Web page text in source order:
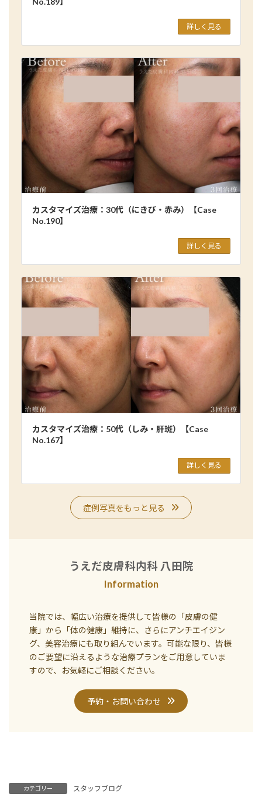
詳しく見る
カスタマイズ治療：30代（にきび・赤み）【Case
No.190】
詳しく見る
カスタマイズ治療：50代（しみ・肝斑）【Case
No.167】
詳しく見る
症例写真をもっと見る
うえだ皮膚科内科 八田院
Information
当院では、幅広い治療を提供して皆様の「皮膚の健
康」から「体の健康」維持に、さらにアンチエイジン
グ、美容治療にも取り組んでいます。可能な限り、皆様
のご要望に沿えるような治療プランをご用意していま
すので、お気軽にご相談ください。
予約・お問い合わせ
カテゴリー スタッフブログ